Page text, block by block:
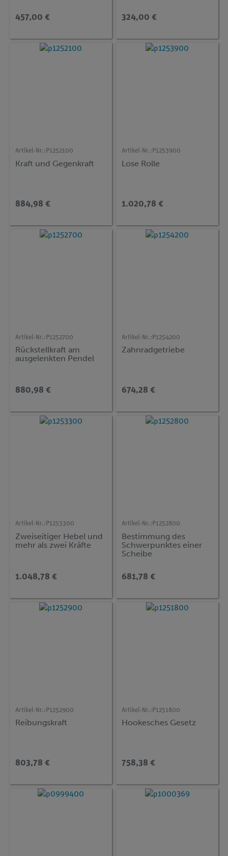
457,00 € 324,00 €
Artikel-Nr.: P1252100
Kraft und Gegenkraft
884,98 €
Artikel-Nr.: P1253900
Lose Rolle
1.020,78 €
Artikel-Nr.: P1252700
Rückstellkraft am
ausgelenkten Pendel
880,98 €
Artikel-Nr.: P1254200
Zahnradgetriebe
674,28 €
Artikel-Nr.: P1253300
Zweiseitiger Hebel und
mehr als zwei Kräfte
1.048,78 €
Artikel-Nr.: P1252800
Bestimmung des
Schwerpunktes einer
Scheibe
681,78 €
Artikel-Nr.: P1252900
Reibungskraft
803,78 €
Artikel-Nr.: P1251800
Hookesches Gesetz
758,38 €